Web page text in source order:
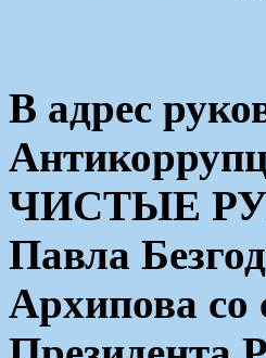
В адрес
ЧИСТЫЕ
Павла
Архипова со